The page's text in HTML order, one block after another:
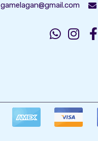
gamelagan@gmail.com